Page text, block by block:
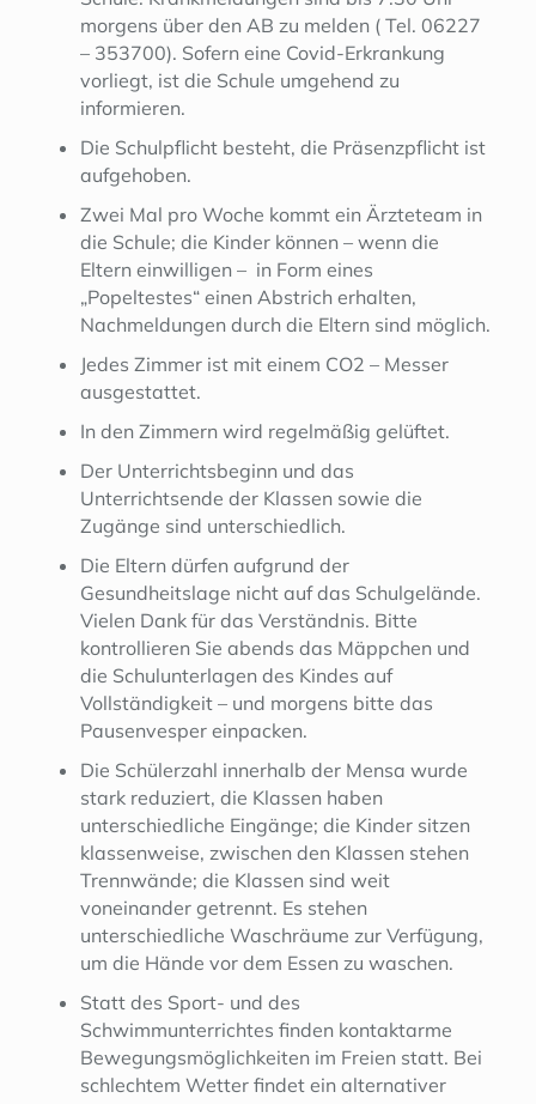
morgens über den AB zu melden ( Tel. 06227
– 353700). Sofern eine Covid-Erkrankung
vorliegt, ist die Schule umgehend zu
informieren.
Die Schulpflicht besteht, die Präsenzpflicht ist
aufgehoben.
Zwei Mal pro Woche kommt ein Ärzteteam in
die Schule; die Kinder können – wenn die
Eltern einwilligen – in Form eines
„Popeltestes“ einen Abstrich erhalten,
Nachmeldungen durch die Eltern sind möglich.
Jedes Zimmer ist mit einem CO2 – Messer
ausgestattet.
In den Zimmern wird regelmäßig gelüftet.
Der Unterrichtsbeginn und das
Unterrichtsende der Klassen sowie die
Zugänge sind unterschiedlich.
Die Eltern dürfen aufgrund der
Gesundheitslage nicht auf das Schulgelände.
Vielen Dank für das Verständnis. Bitte
kontrollieren Sie abends das Mäppchen und
die Schulunterlagen des Kindes auf
Vollständigkeit – und morgens bitte das
Pausenvesper einpacken.
Die Schülerzahl innerhalb der Mensa wurde
stark reduziert, die Klassen haben
unterschiedliche Eingänge; die Kinder sitzen
klassenweise, zwischen den Klassen stehen
Trennwände; die Klassen sind weit
voneinander getrennt. Es stehen
unterschiedliche Waschräume zur Verfügung,
um die Hände vor dem Essen zu waschen.
Statt des Sport- und des
Schwimmunterrichtes finden kontaktarme
Bewegungsmöglichkeiten im Freien statt. Bei
schlechtem Wetter findet ein alternativer